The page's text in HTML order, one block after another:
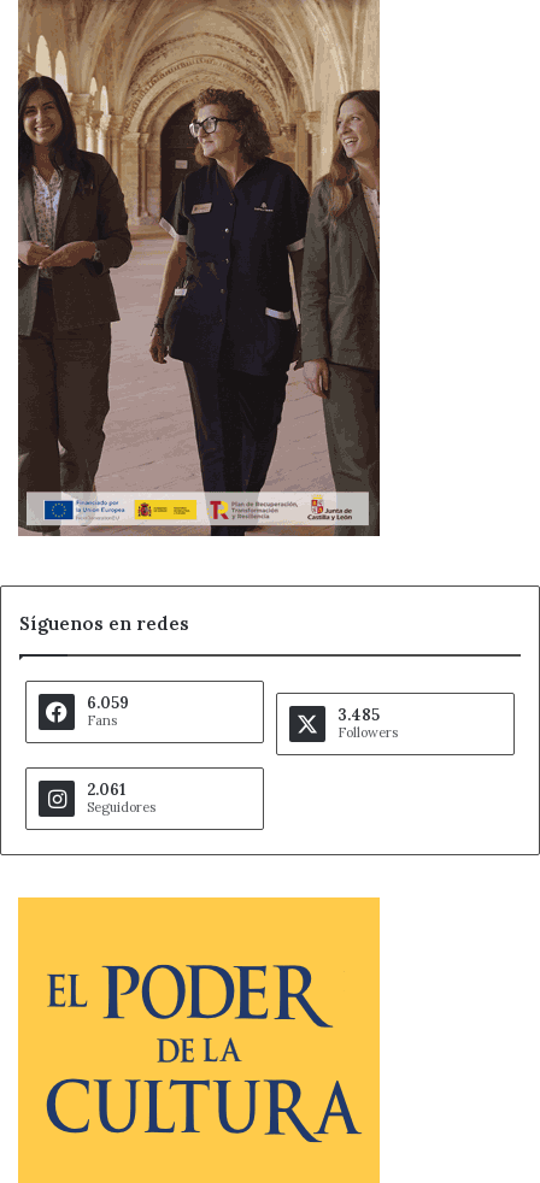
Síguenos en redes
6.059
Fans 3.485
Followers
2.061
Seguidores